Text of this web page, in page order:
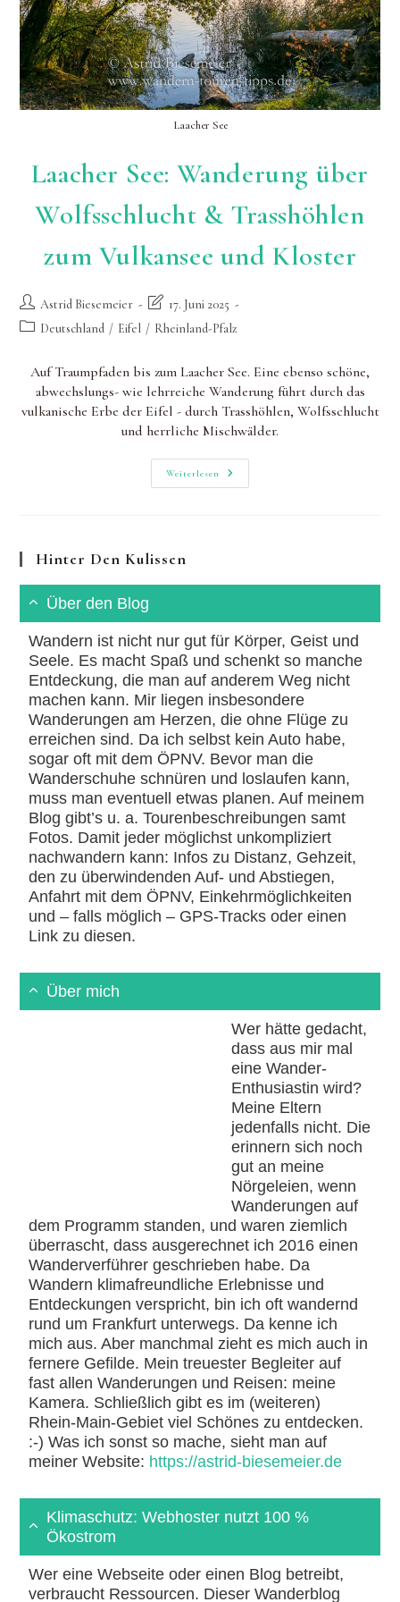
Laacher See
Laacher See: Wanderung über
Wolfsschlucht & Trasshöhlen
zum Vulkansee und Kloster
Beitrags-
Autor:
Astrid Biesemeier
Beitrag
zuletzt
17. Juni 2025
Beitrags-Deutschland / Eifel / Rheinland-Pfalz
Auf Traumpfaden bis zum Laacher See. Eine ebenso schöne,
abwechslungs- wie lehrreiche Wanderung führt durch das
vulkanische Erbe der Eifel - durch Trasshöhlen, Wolfsschlucht
und herrliche Mischwälder.
Weiterlesen
Laacher
See:
Und
Hinter Den Kulissen
Über den Blog
Wandern ist nicht nur gut für Körper, Geist und
Seele. Es macht Spaß und schenkt so manche
Entdeckung, die man auf anderem Weg nicht
machen kann. Mir liegen insbesondere
Wanderungen am Herzen, die ohne Flüge zu
erreichen sind. Da ich selbst kein Auto habe,
sogar oft mit dem ÖPNV. Bevor man die
Wanderschuhe schnüren und loslaufen kann,
muss man eventuell etwas planen. Auf meinem
Blog gibt’s u. a. Tourenbeschreibungen samt
Fotos. Damit jeder möglichst unkompliziert
nachwandern kann: Infos zu Distanz, Gehzeit,
den zu überwindenden Auf- und Abstiegen,
Anfahrt mit dem ÖPNV, Einkehrmöglichkeiten
und – falls möglich – GPS-Tracks oder einen
Link zu diesen.
Über mich
Wer hätte gedacht,
dass aus mir mal
eine Wander-
Enthusiastin wird?
Meine Eltern
jedenfalls nicht. Die
erinnern sich noch
gut an meine
Nörgeleien, wenn
Wanderungen auf
dem Programm standen, und waren ziemlich
überrascht, dass ausgerechnet ich 2016 einen
Wanderverführer geschrieben habe. Da
Wandern klimafreundliche Erlebnisse und
Entdeckungen verspricht, bin ich oft wandernd
rund um Frankfurt unterwegs. Da kenne ich
mich aus. Aber manchmal zieht es mich auch in
fernere Gefilde. Mein treuester Begleiter auf
fast allen Wanderungen und Reisen: meine
Kamera. Schließlich gibt es im (weiteren)
Rhein-Main-Gebiet viel Schönes zu entdecken.
:-) Was ich sonst so mache, sieht man auf
meiner Website: https://astrid-biesemeier.de
Klimaschutz: Webhoster nutzt 100 %
Ökostrom
Wer eine Webseite oder einen Blog betreibt,
verbraucht Ressourcen. Dieser Wanderblog